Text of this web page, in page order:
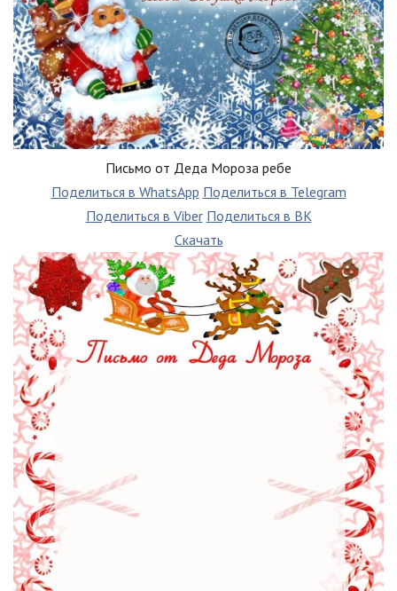
Письмо от Деда Мороза ребе
Поделиться в WhatsApp Поделиться в Telegram
Поделиться в Viber Поделиться в ВК
Скачать